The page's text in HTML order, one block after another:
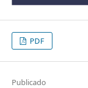
PDF
Publicado